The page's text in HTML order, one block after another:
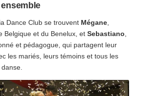
Dance Club se trouvent Mégane,
Belgique et du Benelux, et Sebastiano
et pédagogue, qui partagent leur
les mariés, leurs témoins et tous les